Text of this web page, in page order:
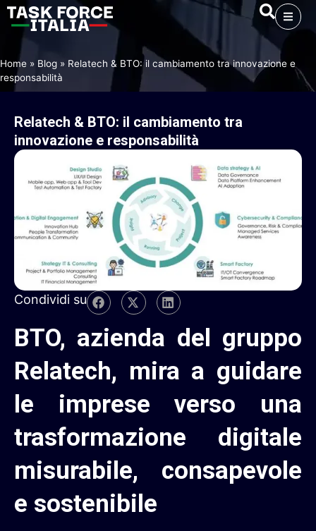
Home » Blog » Relatech & BTO: il cambiamento tra innovazione e
responsabilità
Relatech & BTO: il cambiamento tra
innovazione e responsabilità
Condividi su
BTO, azienda del gruppo
Relatech, mira a guidare
le imprese verso una
trasformazione digitale
misurabile, consapevole
e sostenibile